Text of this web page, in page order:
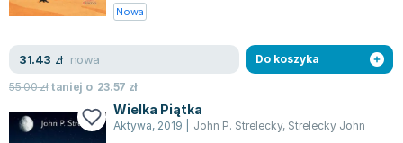
Piotr Semka
Joseph Murphy
Jan Sztaudynger
Aleksander Puszkin
Oscar Wilde
Nowa
31.43 zł nowa
55.00złtaniej o 23.57 zł
Do koszyka
Wielka Piątka
Aktywa, 2019 John P. Strelecky, Strelecky John